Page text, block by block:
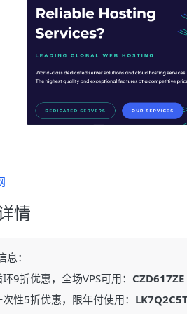
情
息：
9折优惠，全场VPS可用： CZD617ZE
性5折优惠，限年付使用：